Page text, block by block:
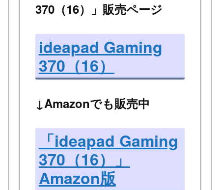
370（16）」販売ページ
ideapad Gaming
370（16）
↓Amazonでも販売中
「ideapad Gaming
370（16）」
Amazon版